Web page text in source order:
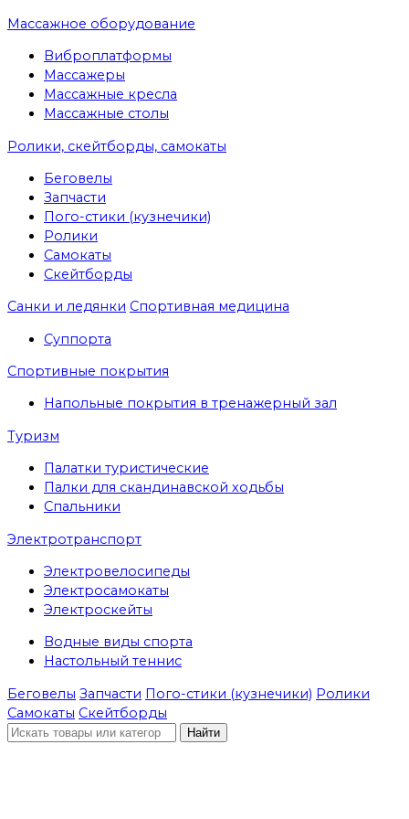
Массажное оборудование
Виброплатформы
Массажеры
Массажные кресла
Массажные столы
Ролики, скейтборды, самокаты
Беговелы
Запчасти
Пого-стики (кузнечики)
Ролики
Самокаты
Скейтборды
Санки и ледянки Спортивная медицина
Суппорта
Спортивные покрытия
Напольные покрытия в тренажерный зал
Туризм
Палатки туристические
Палки для скандинавской ходьбы
Спальники
Электротранспорт
Электровелосипеды
Электросамокаты
Электроскейты
Водные виды спорта
Настольный теннис
Беговелы Запчасти Пого-стики (кузнечики) Ролики
Самокаты Скейтборды
Найти